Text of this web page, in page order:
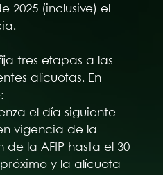
2025 (inclusive) el
tres etapas a las
alícuotas. En
el día siguiente
vigencia de la
la AFIP hasta el 30
y la alícuota